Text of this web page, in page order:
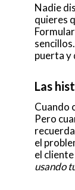
Nadie
quieres
puerta y
Las
Cuando
Pero
el
el
usando